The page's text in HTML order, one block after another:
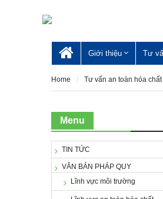
Trang
chủ
Giới thiệu Tư
Home Tư vấn an toàn hóa chất
Menu
TIN TỨC
VĂN BẢN PHÁP QUY
Lĩnh vực môi trường